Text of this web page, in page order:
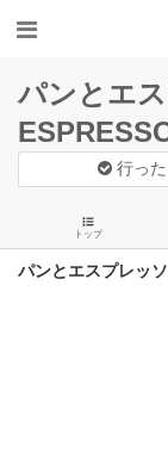
パンとエ
行った
トップ
パンとエスプレッ